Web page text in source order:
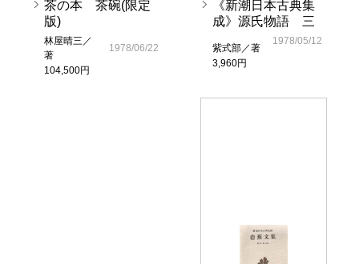
茶の本 茶碗(限定
版)
林屋晴三／
著
104,500円
1978/06/22
《新潮日本古典集
成》源氏物語 三
紫式部／著
3,960円
1978/05/12